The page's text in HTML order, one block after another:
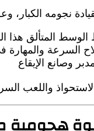
نجومه الكبار،
الوسط المتألق هذا
السرعة والمهارة
وصانع الإيقاع
واللعب